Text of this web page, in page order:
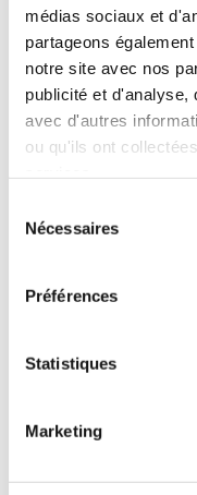
médias sociaux et
partageons
notre site avec nos
publicité et d'analyse,
avec d'autres
ou qu'ils ont
Nécessaires
Préférences
Statistiques
Marketing